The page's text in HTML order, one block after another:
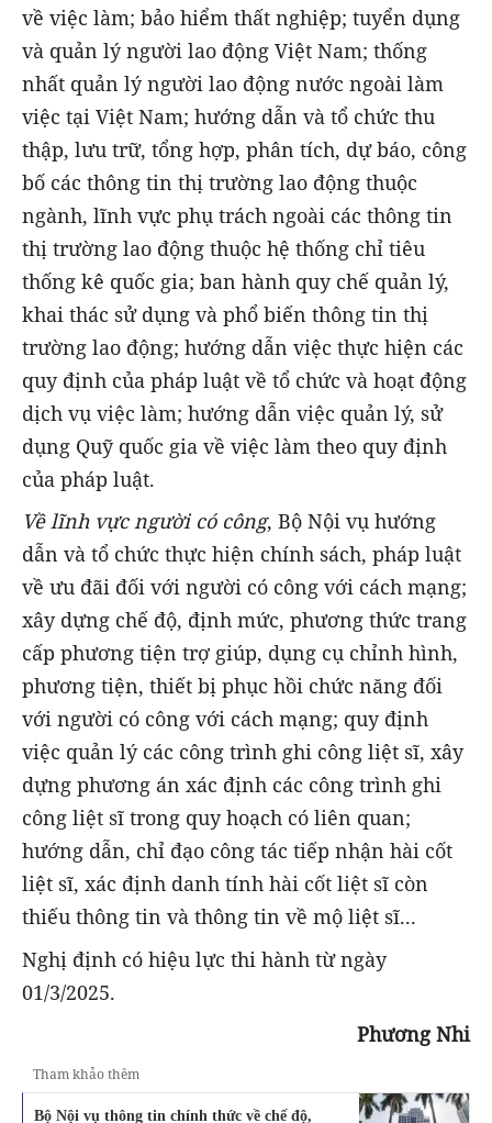
về việc làm; bảo hiểm thất nghiệp; tuyển dụng
và quản lý người lao động Việt Nam; thống
nhất quản lý người lao động nước ngoài làm
việc tại Việt Nam; hướng dẫn và tổ chức thu
thập, lưu trữ, tổng hợp, phân tích, dự báo, công
bố các thông tin thị trường lao động thuộc
ngành, lĩnh vực phụ trách ngoài các thông tin
thị trường lao động thuộc hệ thống chỉ tiêu
thống kê quốc gia; ban hành quy chế quản lý,
khai thác sử dụng và phổ biến thông tin thị
trường lao động; hướng dẫn việc thực hiện các
quy định của pháp luật về tổ chức và hoạt động
dịch vụ việc làm; hướng dẫn việc quản lý, sử
dụng Quỹ quốc gia về việc làm theo quy định
của pháp luật.
Về lĩnh vực người có công, Bộ Nội vụ hướng
dẫn và tổ chức thực hiện chính sách, pháp luật
về ưu đãi đối với người có công với cách mạng;
xây dựng chế độ, định mức, phương thức trang
cấp phương tiện trợ giúp, dụng cụ chỉnh hình,
phương tiện, thiết bị phục hồi chức năng đối
với người có công với cách mạng; quy định
việc quản lý các công trình ghi công liệt sĩ, xây
dựng phương án xác định các công trình ghi
công liệt sĩ trong quy hoạch có liên quan;
hướng dẫn, chỉ đạo công tác tiếp nhận hài cốt
liệt sĩ, xác định danh tính hài cốt liệt sĩ còn
thiếu thông tin và thông tin về mộ liệt sĩ...
Nghị định có hiệu lực thi hành từ ngày
01/3/2025.
Phương Nhi
Tham khảo thêm
Bộ Nội vụ thông tin chính thức về chế độ,